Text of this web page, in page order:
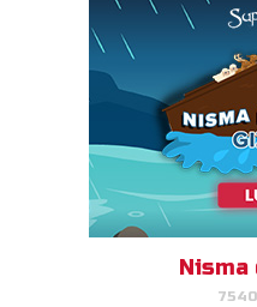
Nisma
Aventurat e